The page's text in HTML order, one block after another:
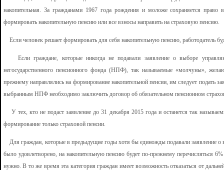
накопительная. За гражданами 1967 года рождения и моложе сохраняется право
формировать накопительную пенсию или все взносы направить на страховую пенсию.
Если человек решает формировать для себя накопительную пенсию, работодатель
Если граждане, которые никогда не подавали заявление о выборе
негосударственного пенсионного фонда (НПФ), так называемые «молчуны»,
прежнему направлялись на формирование накопительной пенсии, им следует
выбранным НПФ необходимо заключить договор об обязательном пенсионном
У тех, кто не подаст заявление до 31 декабря 2015 года и останется так
формирование только страховой пенсии.
Для граждан, которые в предыдущие годы хотя бы единожды подавали
было удовлетворено, на накопительную пенсию будет по-прежнему перечисляться
нужно. В то же время эта категория граждан имеет возможность отказаться от